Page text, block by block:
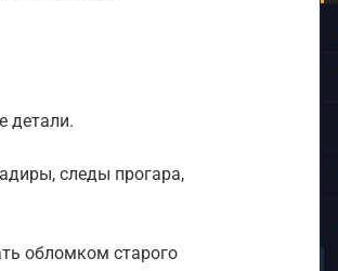
детали.
следы прогара,
обломком старого